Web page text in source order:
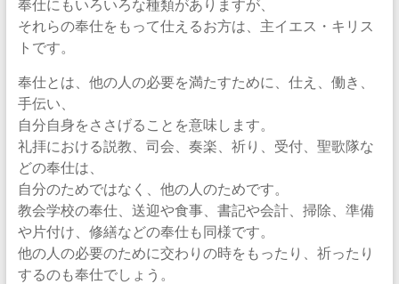
奉仕にもいろいろな種類がありますが、
それらの奉仕をもって仕えるお方は、主イエス・キリス
トです。
奉仕とは、他の人の必要を満たすために、仕え、働き、
手伝い、
自分自身をささげることを意味します。
礼拝における説教、司会、奏楽、祈り、受付、聖歌隊な
どの奉仕は、
自分のためではなく、他の人のためです。
教会学校の奉仕、送迎や食事、書記や会計、掃除、準備
や片付け、修繕などの奉仕も同様です。
他の人の必要のために交わりの時をもったり、祈ったり
するのも奉仕でしょう。